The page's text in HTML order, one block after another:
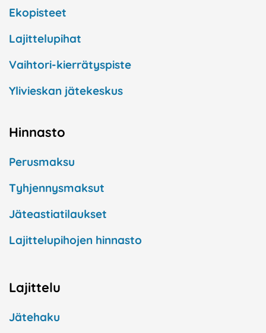
Ekopisteet
Lajittelupihat
Vaihtori-kierrätyspiste
Ylivieskan jätekeskus
Hinnasto
Perusmaksu
Tyhjennysmaksut
Jäteastiatilaukset
Lajittelupihojen hinnasto
Lajittelu
Jätehaku